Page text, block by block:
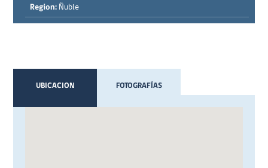
Region: Ñuble
UBICACION FOTOGRAFÍAS